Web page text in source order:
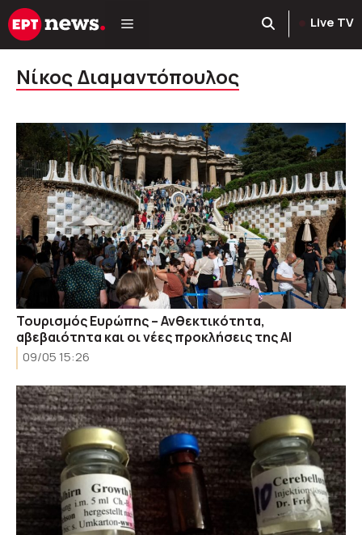
Μετάβαση
σε
Live TV
Νίκος Διαμαντόπουλος
Τουρισμός Ευρώπης – Ανθεκτικότητα,
αβεβαιότητα και οι νέες προκλήσεις της AI
09/05 15:26